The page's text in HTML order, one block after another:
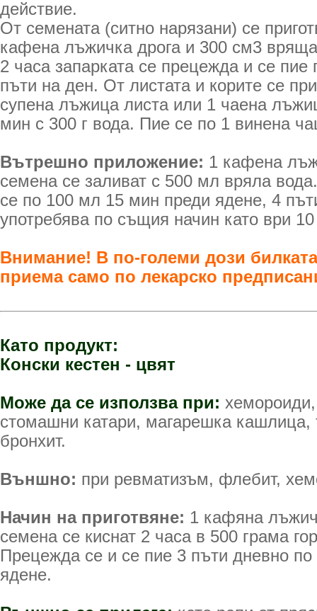
действие.
От семената (ситно нарязани) се
кафена лъжичка дрога и 300 см3
2 часа запарката се прецежда и се
пъти на ден. От листата и корите се
супена лъжица листа или 1 чаена
мин с 300 г вода. Пие се по 1 винена
Вътрешно приложение: 1 кафена
семена се заливат с 500 мл вряла
се по 100 мл 15 мин преди ядене, 4
употребява по същия начин като ври
Внимание! В по-големи дози
приема само по лекарско
Като продукт:
Конски кестен - цвят
Може да се използва при:
стомашни катари, магарешка кашлица,
бронхит.
Външно: при ревматизъм, флебит,
Начин на приготвяне: 1 кафяна
семена се киснат 2 часа в 500 грама
Прецежда се и се пие 3 пъти дневно по
ядене.